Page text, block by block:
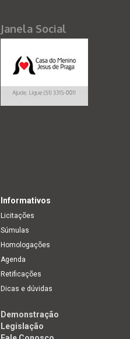
Janela Social
Informativos
Licitações
Súmulas
Homologações
Agenda
Retificações
Dicas e dúvidas
Demonstração
Legislação